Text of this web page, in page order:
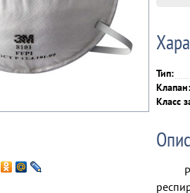
Тип:
Клапан:
Класс